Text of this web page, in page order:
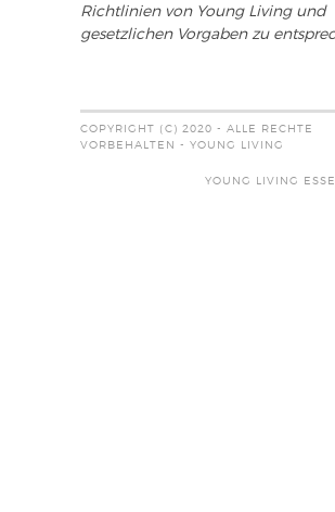
Richtlinien von Young Living und
gesetzlichen Vorgaben zu
COPYRIGHT (C) 2020 - ALLE RECHTE
VORBEHALTEN - YOUNG LIVING
YOUNG LIVING